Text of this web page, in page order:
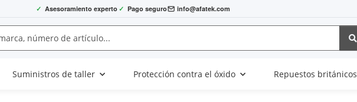
✓ Asesoramiento experto ✓ Pago seguro info@afatek.com
Suministros de taller Protección contra el óxido Repuestos británicos